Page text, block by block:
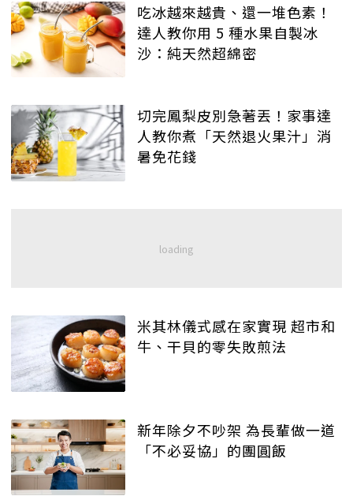
吃冰越來越貴、還一堆色素！
達人教你用 5 種水果自製冰
沙：純天然超綿密
切完鳳梨皮別急著丟！家事達
人教你煮「天然退火果汁」消
暑免花錢
米其林儀式感在家實現 超市和
牛、干貝的零失敗煎法
新年除夕不吵架 為長輩做一道
「不必妥協」的團圓飯